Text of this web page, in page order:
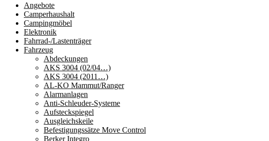
Angebote
Camperhaushalt
Campingmöbel
Elektronik
Fahrrad-/Lastenträger
Fahrzeug
Abdeckungen
AKS 3004 (02/04…)
AKS 3004 (2011…)
AL-KO Mammut/Ranger
Alarmanlagen
Anti-Schleuder-Systeme
Aufsteckspiegel
Ausgleichskeile
Befestigungssätze Move Control
Berker Integro